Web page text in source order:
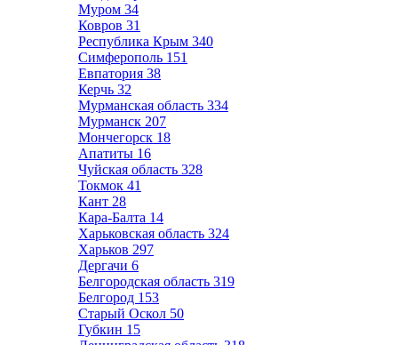
Муром 34
Ковров 31
Республика Крым 340
Симферополь 151
Евпатория 38
Керчь 32
Мурманская область 334
Мурманск 207
Мончегорск 18
Апатиты 16
Чуйская область 328
Токмок 41
Кант 28
Кара-Балта 14
Харьковская область 324
Харьков 297
Дергачи 6
Белгородская область 319
Белгород 153
Старый Оскол 50
Губкин 15